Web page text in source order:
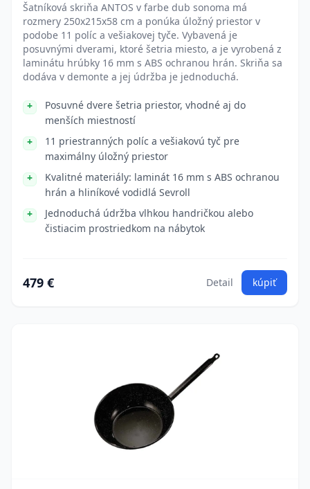
Šatníková skriňa ANTOS v farbe dub sonoma má
rozmery 250x215x58 cm a ponúka úložný priestor v
podobe 11 políc a vešiakovej tyče. Vybavená je
posuvnými dverami, ktoré šetria miesto, a je vyrobená z
laminátu hrúbky 16 mm s ABS ochranou hrán. Skriňa sa
dodáva v demonte a jej údržba je jednoduchá.
Posuvné dvere šetria priestor, vhodné aj do
menších miestností
11 priestranných políc a vešiakovú tyč pre
maximálny úložný priestor
Kvalitné materiály: laminát 16 mm s ABS ochranou
hrán a hliníkové vodidlá Sevroll
Jednoduchá údržba vlhkou handričkou alebo
čistiacim prostriedkom na nábytok
479 € Detail kúpiť